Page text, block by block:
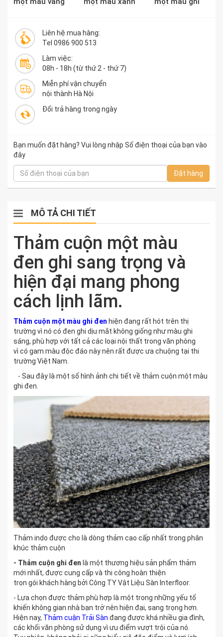
Liên hệ mua hàng:
Tel 0986 900 513
Làm việc:
08h - 18h (từ thứ 2 - thứ 7)
Miễn phí vận chuyển
nội thành Hà Nội
Đổi trả hàng trong ngày
Bạn muốn đặt hàng? Vui lòng nhập Số điện thoại của bạn vào
đây
Đặt hàng
MÔ TẢ CHI TIẾT
Thảm cuộn một màu
đen ghi sang trọng và
hiện đại mang phong
cách lịnh lãm.
Thảm cuộn một màu ghi đen hiện đang rất hót trên thị
trường vì nó có đen ghi dịu mắt không giống như màu ghi
sáng, phù hợp với tất cả các loại nội thất trong văn phòng
vì có gam màu độc đáo này nên rất được ưa chuộng tại thi
trường Việt Nam.
- Sau đây là một số hình ảnh chi tiết về thảm cuộn một màu
ghi đen.
Thảm indo được cho là dòng thảm cao cấp nhất trong phân
khúc thảm cuộn
- Thảm cuộn ghi đen là một thương hiệu sản phẩm thảm
mới nhất, được cung cấp và thi công hoàn thiện
trọn gói khách hàng bởi Công TY Vật Liệu Sàn Interfloor.
- Lựa chọn được thảm phù hợp là một trong những yếu tố
khiến không gian nhà bạn trở nên hiện đại, sang trọng hơn.
Hiện nay, Thảm cuận Trải Sàn đang được khá nhiều gia đình,
các khối văn phòng sử dụng vì ưu điểm vượt trội của nó.